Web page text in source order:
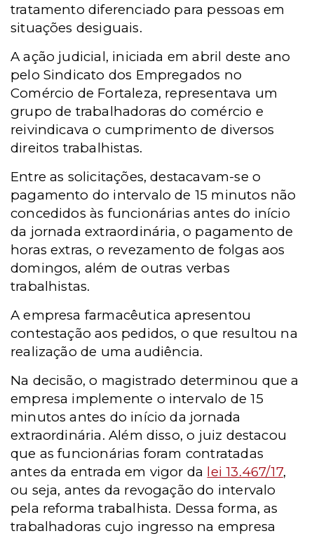
tratamento diferenciado para pessoas em
situações desiguais.
A ação judicial, iniciada em abril deste ano
pelo Sindicato dos Empregados no
Comércio de Fortaleza, representava um
grupo de trabalhadoras do comércio e
reivindicava o cumprimento de diversos
direitos trabalhistas.
Entre as solicitações, destacavam-se o
pagamento do intervalo de 15 minutos não
concedidos às funcionárias antes do início
da jornada extraordinária, o pagamento de
horas extras, o revezamento de folgas aos
domingos, além de outras verbas
trabalhistas.
A empresa farmacêutica apresentou
contestação aos pedidos, o que resultou na
realização de uma audiência.
Na decisão, o magistrado determinou que a
empresa implemente o intervalo de 15
minutos antes do início da jornada
extraordinária. Além disso, o juiz destacou
que as funcionárias foram contratadas
antes da entrada em vigor da lei 13.467/17,
ou seja, antes da revogação do intervalo
pela reforma trabalhista. Dessa forma, as
trabalhadoras cujo ingresso na empresa